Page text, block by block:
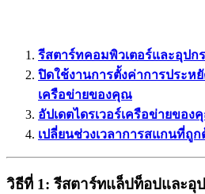
รีสตาร์ทคอมพิวเตอร์และอุป
ปิดใช้งานการตั้งค่าการประห
เครือข่ายของคุณ
อัปเดตไดรเวอร์เครือข่ายของ
เปลี่ยนช่วงเวลาการสแกนที่ถูก
วิธีที่ 1: รีสตาร์ทแล็ปท็อปและ